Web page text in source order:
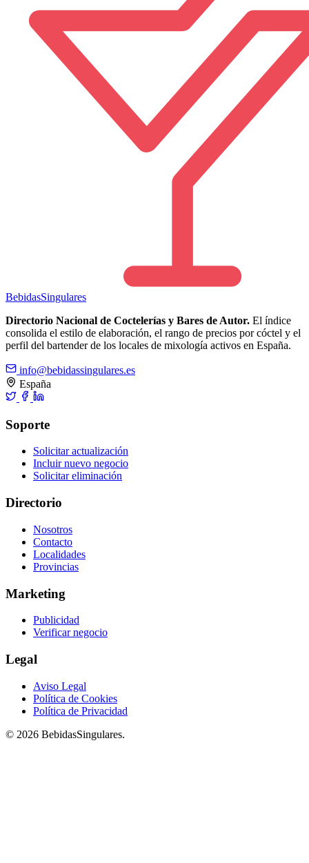
BebidasSingulares
Directorio Nacional de Coctelerías y Bares de Autor. El índice
consolida el estilo de elaboración, el rango de precios por cóctel y el
perfil del bartender de los locales de mixología activos en España.
info@bebidassingulares.es
España
Soporte
Solicitar actualización
Incluir nuevo negocio
Solicitar eliminación
Directorio
Nosotros
Contacto
Localidades
Provincias
Marketing
Publicidad
Verificar negocio
Legal
Aviso Legal
Política de Cookies
Política de Privacidad
© 2026 BebidasSingulares.